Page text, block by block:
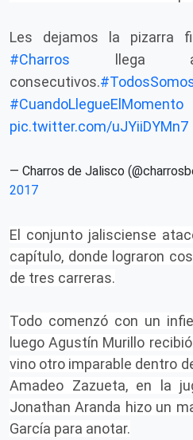
Les dejamos la pizarra
#Charros llega a
consecutivos.
#CuandoLlegueElMomento
pic.twitter.com/uJYiiDYMn7
— Charros de Jalisco
2017
El conjunto jalisciense
capítulo, donde lograron
de tres carreras.
Todo comenzó con un
luego Agustín Murillo
vino otro imparable dentro
Amadeo Zazueta, en la
Jonathan Aranda hizo un
García para anotar.